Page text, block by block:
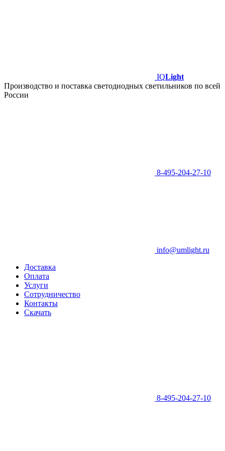
IQLight
Производство и поставка светодиодных светильников по всей
России
8-495-204-27-10
info@umlight.ru
Доставка
Оплата
Услуги
Сотрудничество
Контакты
Скачать
8-495-204-27-10